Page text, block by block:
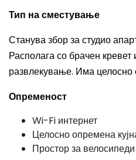
Тип на сместување
Станува збор за студио
Располага со брачен
развлекување. Има целосно
Опременост
Wi-Fi интернет
Целосно опремена
Простор за велосипеди